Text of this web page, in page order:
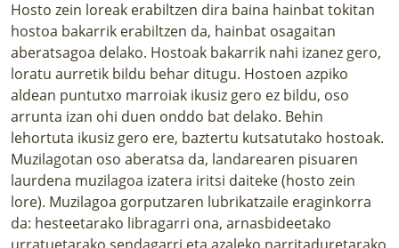
Hosto zein loreak erabiltzen dira baina hainbat tokitan
hostoa bakarrik erabiltzen da, hainbat osagaitan
aberatsagoa delako. Hostoak bakarrik nahi izanez gero,
loratu aurretik bildu behar ditugu. Hostoen azpiko
aldean puntutxo marroiak ikusiz gero ez bildu, oso
arrunta izan ohi duen onddo bat delako. Behin
lehortuta ikusiz gero ere, baztertu kutsatutako hostoak.
Muzilagotan oso aberatsa da, landarearen pisuaren
laurdena muzilagoa izatera iritsi daiteke (hosto zein
lore). Muzilagoa gorputzaren lubrikatzaile eraginkorra
da: hesteetarako libragarri ona, arnasbideetako